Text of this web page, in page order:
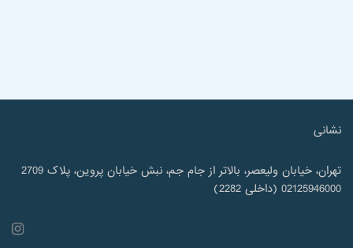
نشانی
تهران، خیابان ولیعصر، بالاتر از جام جم، نبش خیابان پروین، پلاک 2709
02125946000 (داخلی 2282)